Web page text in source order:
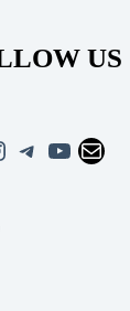
US
Telegram
YouTube
Mail